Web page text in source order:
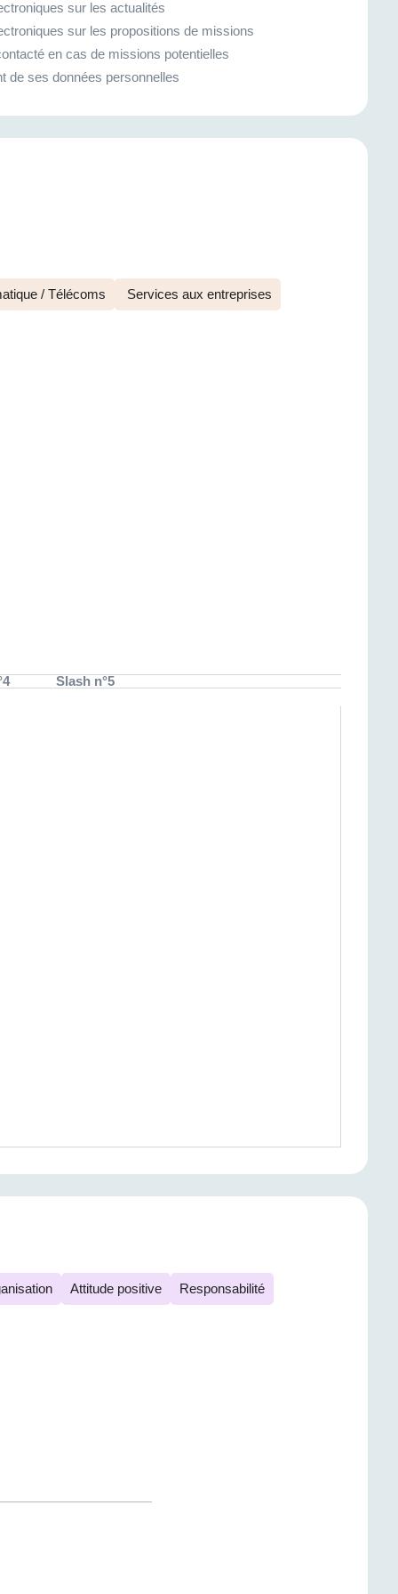
sur les actualités
sur les propositions de missions
en cas de missions potentielles
de ses données personnelles
/ Télécoms Services aux entreprises
Slash n°5
Attitude positive Responsabilité